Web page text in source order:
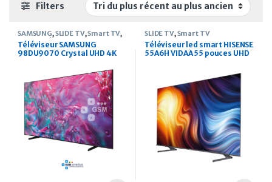
Filters
SAMSUNG, SLIDE TV,Smart TV,
TV, & Audio
Téléviseur SAMSUNG
98DU9070 Crystal UHD 4K
SLIDE TV, Smart TV
Téléviseur led smart HISENSE
55A6H VIDAA 55 pouces UHD